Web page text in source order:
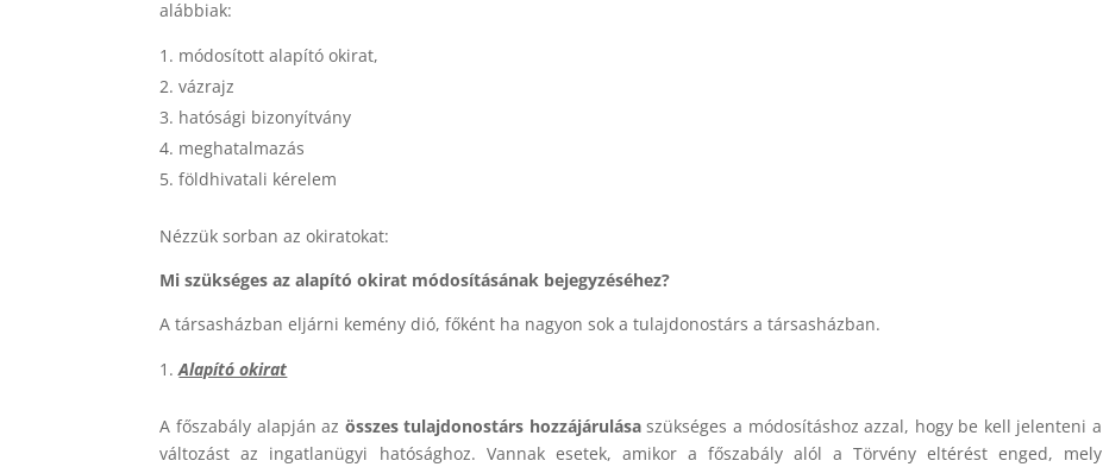
alábbiak:
módosított alapító okirat,
vázrajz
hatósági bizonyítvány
meghatalmazás
földhivatali kérelem
Nézzük sorban az okiratokat:
Mi szükséges az alapító okirat módosításának bejegyzéséhez?
A társasházban eljárni kemény dió, főként ha nagyon sok a tulajdonostárs a társasházban.
Alapító okirat
A főszabály alapján az összes tulajdonostárs hozzájárulásaszükséges a módosításhoz azzal, hogy be kell jelenteni a
változást az ingatlanügyi hatósághoz. Vannak esetek, amikor a főszabály alól a Törvény eltérést enged, mely